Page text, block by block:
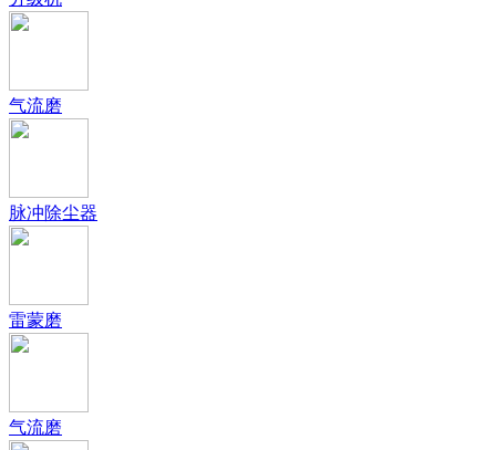
气流磨
脉冲除尘器
雷蒙磨
气流磨